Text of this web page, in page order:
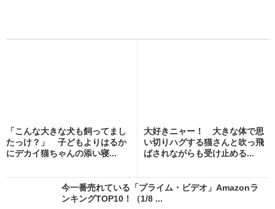
「こんな大きな犬も飼ってまし
たっけ？」 子どもよりはるか
にデカイ猫ちゃんの添い寝...
大好きニャー！ 大きな体で思
い切りハグする猫さんと吹っ飛
ばされながらも受け止める...
今一番売れている「プライム・ビデオ」Amazonラ
ンキングTOP10！（1/8 ...